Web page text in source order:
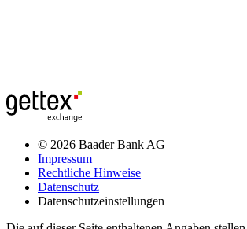
© 2026 Baader Bank AG
Impressum
Rechtliche Hinweise
Datenschutz
Datenschutzeinstellungen